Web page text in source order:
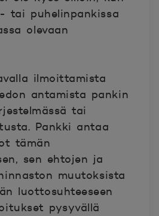
tai puhelinpankissa
olevaan
ilmoittamista
antamista pankin
tai
Pankki antaa
tämän
sen ehtojen ja
muutoksista
luottosuhteeseen
pysyvällä